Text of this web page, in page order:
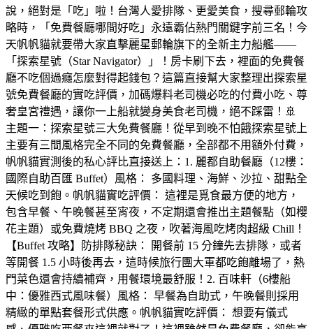
說，絕對是「吃」啦！台灣人愛排隊、更愛美食，搜尋郵輪攻
略時，「免費餐廳哪間好吃」永遠霸佔熱門關鍵字前三名！今
天帆帆貓就要帶大家直擊麗星郵輪旗下的全新主力船艦——
「探索星號（Star Navigator）」！房卡刷下去，裡面的免費餐
廳不吃個過癮怎麼對得起錢包？這篇直接幫大家整理出探索星
號免費餐廳的實吃評價，加碼爆料老司機必吃的付費小吃、尊
奢皇宮禮遇，讓你一上船就變身美食老司機，絕不踩雷！🚢
主題一：探索星號三大免費餐廳！從早到晚不怕餓探索星號上
主要有三間風格完全不同的免費餐廳，全部都不用額外付費，
帆帆貓實測後的私心評比直接送上：1. 麗都自助餐廳（12樓：
國際自助百匯 Buffet）風格： 多國料理、海鮮、沙拉、甜點全
天候吃到飽。帆帆貓實吃評價： 這裡是覓食最方便的地方，
包含早餐、午晚餐甚至宵夜，不定期還會推出主題餐點（如櫻
花主題）或免費燒烤 BBQ 之夜，吹著海風吃烤肉超級 Chill！
【Buffet 攻略】防排隊秘訣： 開餐前 15 分鐘先去排隊，或者
等開餐 1.5 小時後再去，這時候旅行團大軍都吃飽離場了，熱
門菜色還會持續補齊，用餐環境最舒服！2. 百味軒（6樓船
中：優雅西式風味餐）風格： 早餐為自助式，午晚餐則採用
精緻的單點套餐形式供應。帆帆貓實吃評價： 想要有儀式